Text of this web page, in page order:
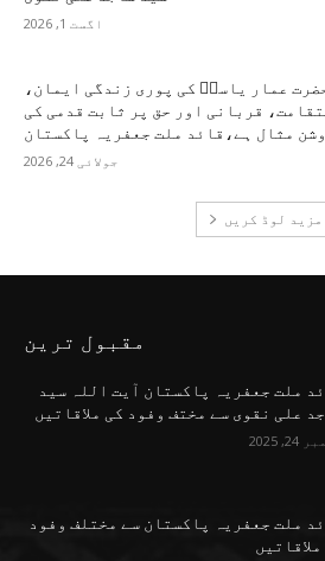
اگست 1, 2026
عمار یاسرؑ کی پوری زندگی ایمان،
قربانی اور حق پر ثابت قدمی کی
مثال ہے،قائد ملت جعفریہ پاکستان
جولائی 24, 2026
مزید لوڈ کریں
مقبول ترین
ملت جعفریہ پاکستان آیت اللہ سید
علی نقوی سے مختف وفود کی ملاقاتیں
2025
ملت جعفریہ پاکستان سے مختلف وفود